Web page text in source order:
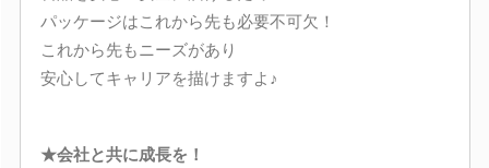
パッケージはこれから先も必要不可欠！
これから先もニーズがあり
安心してキャリアを描けますよ♪
★会社と共に成長を！